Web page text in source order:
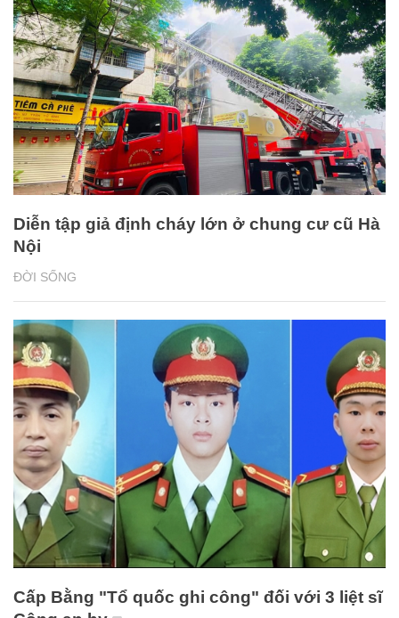
ĐỜI SỐNG
Diễn tập giả định cháy lớn ở chung cư cũ Hà
Nội
Cấp Bằng "Tổ quốc ghi công" đối với 3 liệt sĩ